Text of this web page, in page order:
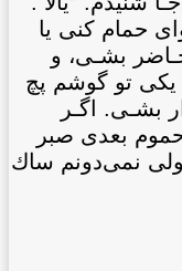
حمام کنی يا
بشـی، و
يكی تو گوشم پچ
بشـی. اگـر
بعدی صبر
نمی‌دونم ساك